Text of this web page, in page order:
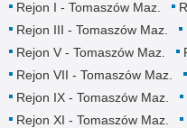
Rejon I - Tomaszów Maz.
Rejon III - Tomaszów Maz.
Rejon V - Tomaszów Maz.
Rejon VII - Tomaszów Maz.
Rejon IX - Tomaszów Maz.
Rejon XI - Tomaszów Maz.